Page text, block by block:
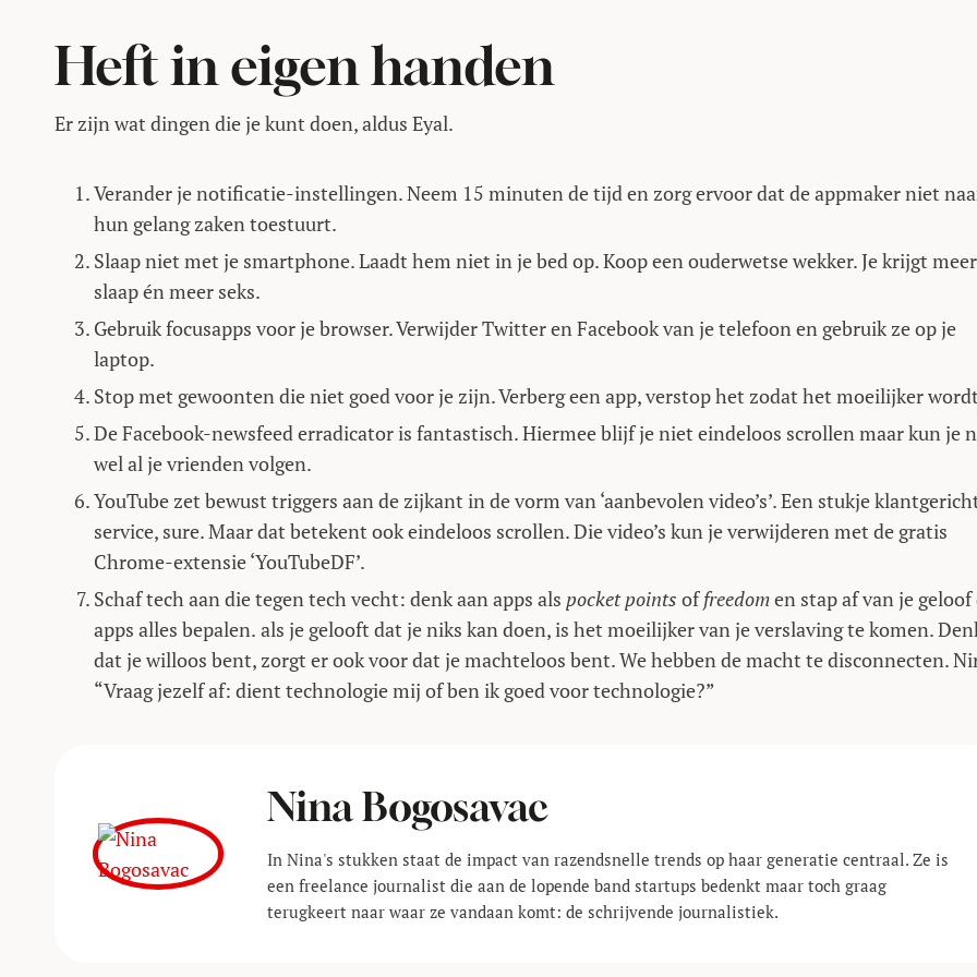
Heft in eigen handen
Er zijn wat dingen die je kunt doen, aldus Eyal.
Verander je notificatie-instellingen. Neem 15 minuten de tijd en zorg ervoor dat de appmaker niet
hun gelang zaken toestuurt.
Slaap niet met je smartphone. Laadt hem niet in je bed op. Koop een ouderwetse wekker. Je krijgt meer
slaap én meer seks.
Gebruik focusapps voor je browser. Verwijder Twitter en Facebook van je telefoon en gebruik ze op je
laptop.
Stop met gewoonten die niet goed voor je zijn. Verberg een app, verstop het zodat het moeilijker
De Facebook-newsfeed erradicator is fantastisch. Hiermee blijf je niet eindeloos scrollen maar kun je
wel al je vrienden volgen.
YouTube zet bewust triggers aan de zijkant in de vorm van ‘aanbevolen video’s’. Een stukje
service, sure. Maar dat betekent ook eindeloos scrollen. Die video’s kun je verwijderen met de gratis
Chrome-extensie ‘YouTubeDF’.
Schaf tech aan die tegen tech vecht: denk aan apps als pocket points offreedomen stap af van je geloof
apps alles bepalen. als je gelooft dat je niks kan doen, is het moeilijker van je verslaving te komen.
dat je willoos bent, zorgt er ook voor dat je machteloos bent. We hebben de macht te disconnecten.
“Vraag jezelf af: dient technologie mij of ben ik goed voor technologie?”
Nina Bogosavac
In Nina's stukken staat de impact van razendsnelle trends op haar generatie centraal. Ze is
een freelance journalist die aan de lopende band startups bedenkt maar toch graag
terugkeert naar waar ze vandaan komt: de schrijvende journalistiek.